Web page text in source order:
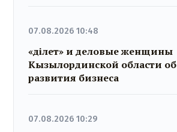
07.08.2026 10:48
«Әділет» и деловые женщины
Кызылординской области
развития бизнеса
07.08.2026 10:29